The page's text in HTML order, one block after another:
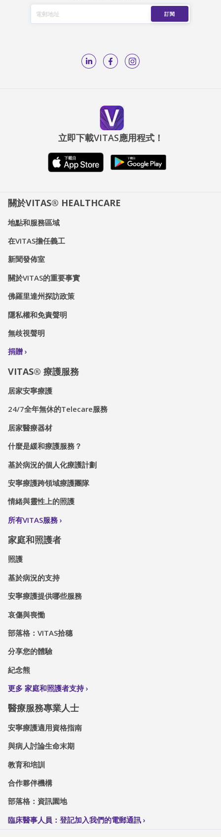
立即下載VITAS應用程式！
關於VITAS® HEALTHCARE
地點和服務區域
在VITAS擔任義工
新聞發佈室
關於VITAS的重要事實
佛羅里達州探訪政策
隱私權和免責聲明
無歧視聲明
捐贈
VITAS® 療護服務
居家安寧療護
24/7全年無休的Telecare服務
居家醫療器材
什麼是緩和療護服務？
基於病況的個人化療護計劃
安寧療護跨領域療護團隊
情緒與靈性上的照護
所有VITAS服務
家庭和照護者
照護
基於病況的支持
安寧療護提供哪些服務
哀傷與喪慟
部落格：VITAS拾穗
分享您的體驗
紀念熊
更多 家庭和照護者支持
醫療服務專業人士
安寧療護適用資格指南
與病人討論生命末期
教育和培訓
合作夥伴機構
部落格：資訊園地
臨床醫事人員：登記加入我們的電郵通訊